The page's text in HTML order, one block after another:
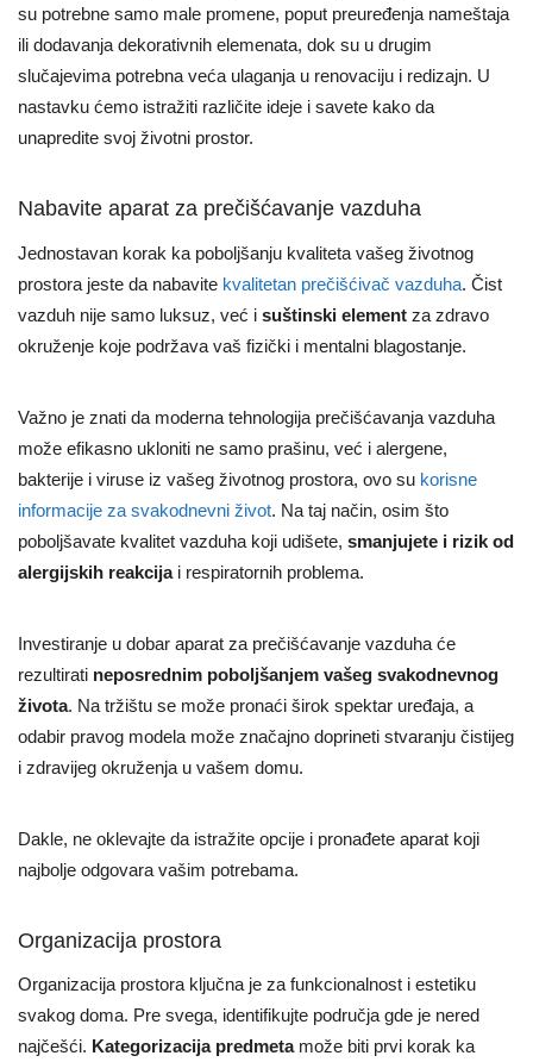
su potrebne samo male promene, poput preuređenja nameštaja
ili dodavanja dekorativnih elemenata, dok su u drugim
slučajevima potrebna veća ulaganja u renovaciju i redizajn. U
nastavku ćemo istražiti različite ideje i savete kako da
unapredite svoj životni prostor.
Nabavite aparat za prečišćavanje vazduha
Jednostavan korak ka poboljšanju kvaliteta vašeg životnog
prostora jeste da nabavite kvalitetan prečišćivač vazduha. Čist
vazduh nije samo luksuz, već i suštinski element za zdravo
okruženje koje podržava vaš fizički i mentalni blagostanje.
Važno je znati da moderna tehnologija prečišćavanja vazduha
može efikasno ukloniti ne samo prašinu, već i alergene,
bakterije i viruse iz vašeg životnog prostora, ovo su korisne
informacije za svakodnevni život. Na taj način, osim što
poboljšavate kvalitet vazduha koji udišete, smanjujete i rizik od
alergijskih reakcijai respiratornih problema.
Investiranje u dobar aparat za prečišćavanje vazduha će
rezultirati neposrednim poboljšanjem vašeg svakodnevnog
života. Na tržištu se može pronaći širok spektar uređaja, a
odabir pravog modela može značajno doprineti stvaranju čistijeg
i zdravijeg okruženja u vašem domu.
Dakle, ne oklevajte da istražite opcije i pronađete aparat koji
najbolje odgovara vašim potrebama.
Organizacija prostora
Organizacija prostora ključna je za funkcionalnost i estetiku
svakog doma. Pre svega, identifikujte područja gde je nered
najčešći. Kategorizacija predmeta može biti prvi korak ka